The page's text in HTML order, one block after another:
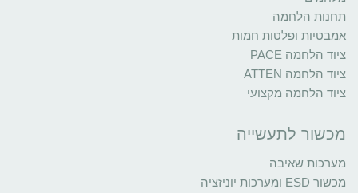
תחנות הלחמה
אמבטיות ופלטות חמות
ציוד הלחמה PACE
ציוד הלחמה ATTEN
ציוד הלחמה מקצועי
מכשור לתעשייה
מערכות שאיבה
מכשור ESD ומערכות יוניזציה